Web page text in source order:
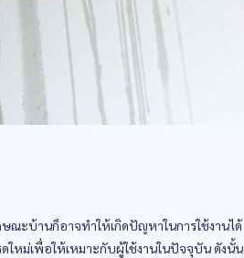
ะบ้านก็อาจทำให้เกิดปัญหาในการใช้งานได้
ใหม่เพื่อให้เหมาะกับผู้ใช้งานในปัจจุบัน ดังนั้น